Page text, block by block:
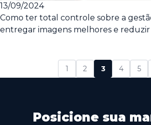
13/09/2024
Como ter total controle sobre a
entregar imagens melhores e
1 2 3 4 5
Posicione sua